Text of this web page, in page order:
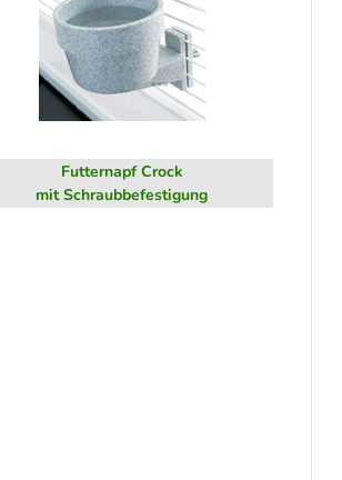
Futternapf Crock
mit Schraubbefestigung